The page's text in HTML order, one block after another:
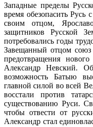
Западные пределы
время обезопасить Русь
своим отцом,
защитников Русской
потребовались годы
Завещанный отцом
предотвращения
Александр Невский.
возможность Батыю
главной силой во всей
восстали против
существованию Руси.
чтобы отвести от
Александр стал